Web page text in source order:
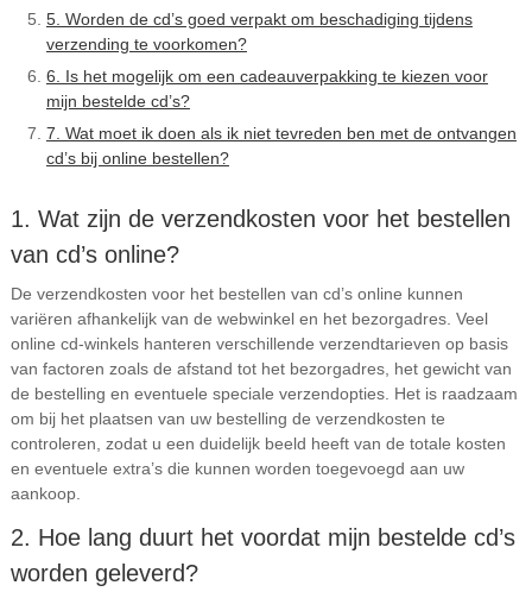
5. Worden de cd’s goed verpakt om beschadiging tijdens
verzending te voorkomen?
6. Is het mogelijk om een cadeauverpakking te kiezen voor
mijn bestelde cd’s?
7. Wat moet ik doen als ik niet tevreden ben met de ontvangen
cd’s bij online bestellen?
1. Wat zijn de verzendkosten voor het bestellen
van cd’s online?
De verzendkosten voor het bestellen van cd’s online kunnen
variëren afhankelijk van de webwinkel en het bezorgadres. Veel
online cd-winkels hanteren verschillende verzendtarieven op basis
van factoren zoals de afstand tot het bezorgadres, het gewicht van
de bestelling en eventuele speciale verzendopties. Het is raadzaam
om bij het plaatsen van uw bestelling de verzendkosten te
controleren, zodat u een duidelijk beeld heeft van de totale kosten
en eventuele extra’s die kunnen worden toegevoegd aan uw
aankoop.
2. Hoe lang duurt het voordat mijn bestelde cd’s
worden geleverd?